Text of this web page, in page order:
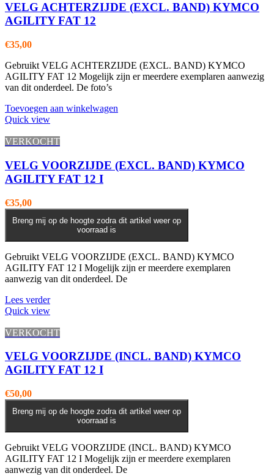
VELG ACHTERZIJDE (EXCL. BAND) KYMCO
AGILITY FAT 12
€35,00
Gebruikt VELG ACHTERZIJDE (EXCL. BAND) KYMCO
AGILITY FAT 12 Mogelijk zijn er meerdere exemplaren aanwezig
van dit onderdeel. De foto’s
Toevoegen aan winkelwagen
Quick view
VERKOCHT
VELG VOORZIJDE (EXCL. BAND) KYMCO
AGILITY FAT 12 I
€35,00
Breng mij op de hoogte zodra dit artikel weer op
voorraad is
Gebruikt VELG VOORZIJDE (EXCL. BAND) KYMCO
AGILITY FAT 12 I Mogelijk zijn er meerdere exemplaren
aanwezig van dit onderdeel. De
Lees verder
Quick view
VERKOCHT
VELG VOORZIJDE (INCL. BAND) KYMCO
AGILITY FAT 12 I
€50,00
Breng mij op de hoogte zodra dit artikel weer op
voorraad is
Gebruikt VELG VOORZIJDE (INCL. BAND) KYMCO
AGILITY FAT 12 I Mogelijk zijn er meerdere exemplaren
aanwezig van dit onderdeel. De